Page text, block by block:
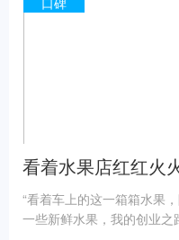
看着水果店红红火
生有自己的一套生
“看着车上的这一箱箱水果
一些新鲜水果，我的创业之